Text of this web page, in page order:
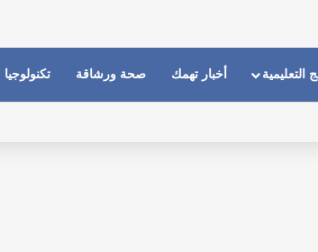
التعليمية أخبار تهمك صحة ورشاقة تكنولوجيا
الصوت بعيد وقت المكالمات